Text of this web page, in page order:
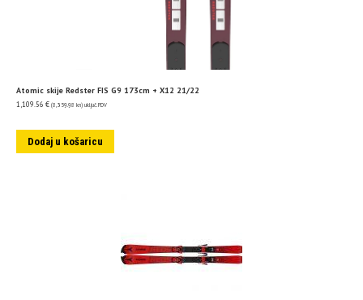
Atomic skije Redster FIS G9 173cm + X12 21/22
1,109.56 € (8,359.98 kn) uključ. PDV
Dodaj u košaricu